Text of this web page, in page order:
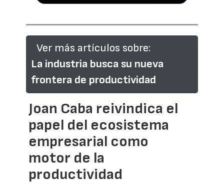
Ver más artículos sobre:
La industria busca su nueva
frontera de productividad
Joan Caba reivindica el
papel del ecosistema
empresarial como
motor de la
productividad